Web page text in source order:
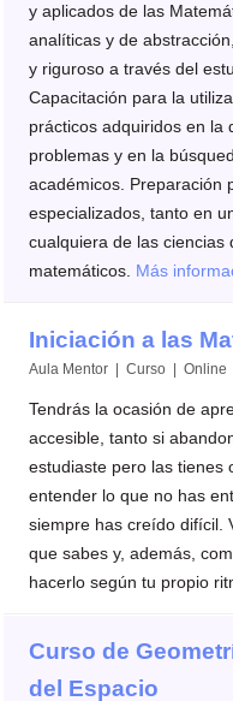
y aplicados de las
analíticas y de
y riguroso a través del
Capacitación para la
prácticos adquiridos en la
problemas y en la
académicos. Preparación
especializados, tanto en
cualquiera de las
matemáticos. Más
Iniciación a las
Aula Mentor | Curso | Online
Tendrás la ocasión de
accesible, tanto si
estudiaste pero las tienes
entender lo que no has
siempre has creído difícil.
que sabes y, además,
hacerlo según tu propio
Curso de
del Espacio